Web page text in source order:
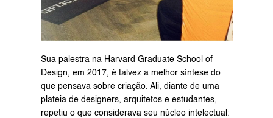
Sua palestra na Harvard Graduate School of
Design, em 2017, é talvez a melhor síntese do
que pensava sobre criação. Ali, diante de uma
plateia de designers, arquitetos e estudantes,
repetiu o que considerava seu núcleo intelectual: